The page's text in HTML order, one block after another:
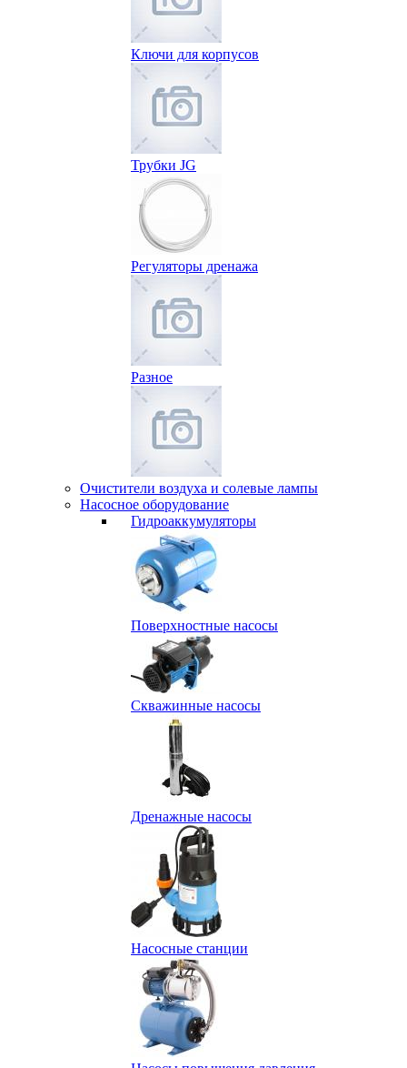
Ключи для корпусов
Трубки JG
Регуляторы дренажа
Разное
Очистители воздуха и солевые лампы
Насосное оборудование
Гидро­аккумуляторы
Поверхностные насосы
Скважинные насосы
Дренажные насосы
Насосные станции